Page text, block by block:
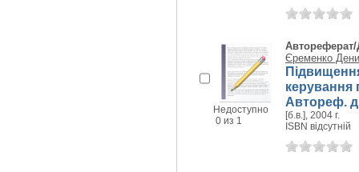
Недоступно
0 из 1
Автореферат/
Єременко
керування
Автореф.
[б.в.], 2004 г.
ISBN відсутній